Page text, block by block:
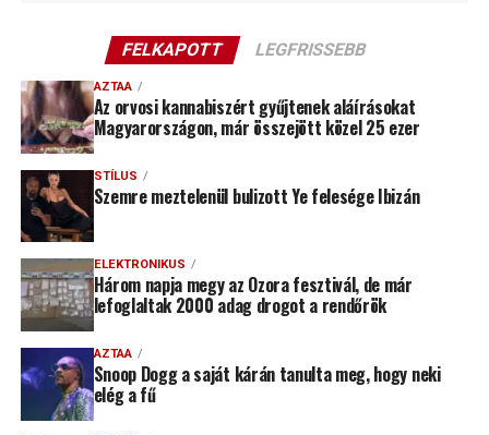
FELKAPOTT LEGFRISSEBB
AZTAA
Az orvosi kannabiszért gyűjtenek aláírásokat
Magyarországon, már összejött közel 25 ezer
STÍLUS
Szemre meztelenül bulizott Ye felesége Ibizán
ELEKTRONIKUS
Három napja megy az Ozora fesztivál, de már
lefoglaltak 2000 adag drogot a rendőrök
AZTAA
Snoop Dogg a saját kárán tanulta meg, hogy neki
elég a fű